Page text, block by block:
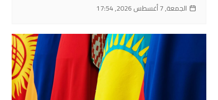
الجمعة, 7 أغسطس 2026, 17:54